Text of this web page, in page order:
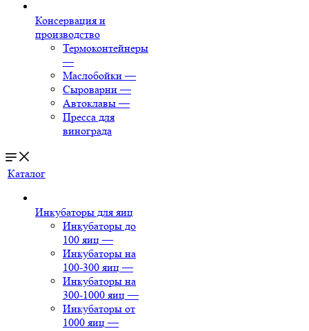
Консервация и
производство
Термоконтейнеры
—
Маслобойки —
Сыроварни —
Автоклавы —
Пресса для
винограда
Каталог
Инкубаторы для яиц
Инкубаторы до
100 яиц —
Инкубаторы на
100-300 яиц —
Инкубаторы на
300-1000 яиц —
Инкубаторы от
1000 яиц —